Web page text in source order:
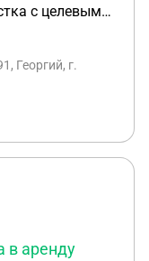
с целевым
на 49 лет c
при его
Георгий, г.
в аренду